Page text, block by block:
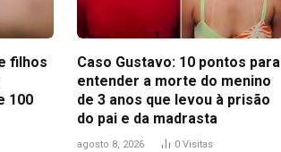
filhos
100
Caso Gustavo: 10 pontos para
entender a morte do menino
de 3 anos que levou à prisão
do pai e da madrasta
agosto 8, 2026 0 Visitas